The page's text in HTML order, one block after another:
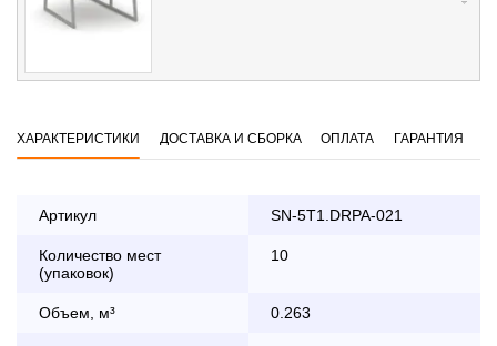
ХАРАКТЕРИСТИКИ ДОСТАВКА И СБОРКА ОПЛАТА ГАРАНТИЯ
Артикул SN-5T1.DRPA-021
Количество мест
(упаковок)
10
Объем, м³ 0.263
заказа банковской картой